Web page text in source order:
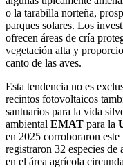
o la tarabilla norteña,
parques solares. Los
ofrecen áreas de cría
vegetación alta y
canto de las aves.
Esta tendencia no es
recintos fotovoltaicos
santuarios para la vida
ambiental EMAT para la
en 2025 corroboraron
registraron 32 especies de
en el área agrícola